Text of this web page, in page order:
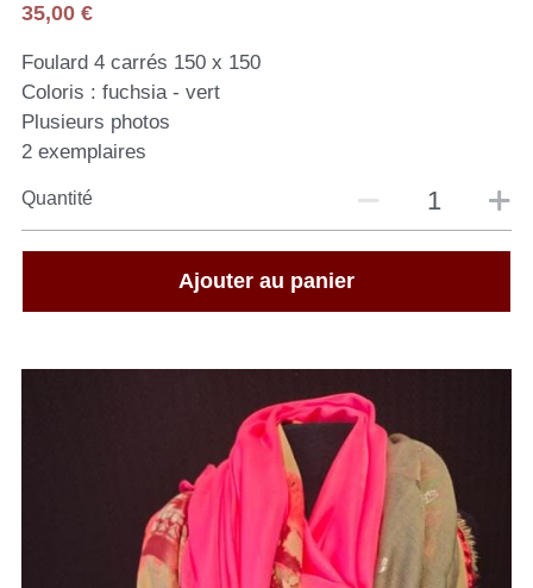
35,00 €
Foulard 4 carrés 150 x 150
Coloris : fuchsia - vert
Plusieurs photos
2 exemplaires
Quantité
Ajouter au panier